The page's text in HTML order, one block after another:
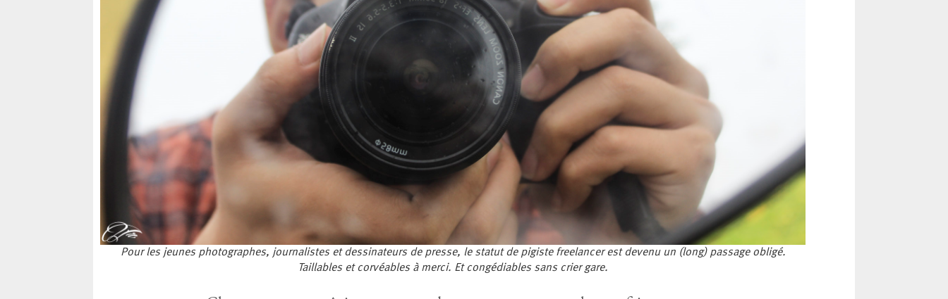
Pour les jeunes photographes, journalistes et dessinateurs de presse, le statut de pigiste freelancer est devenu un (long) passage obligé.
Taillables et corvéables à merci. Et congédiables sans crier gare.